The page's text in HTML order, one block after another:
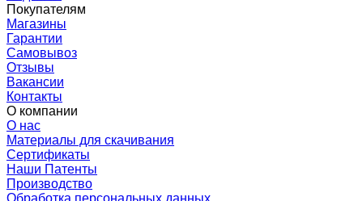
Покупателям
Магазины
Гарантии
Самовывоз
Отзывы
Вакансии
Контакты
О компании
О нас
Материалы для скачивания
Сертификаты
Наши Патенты
Производство